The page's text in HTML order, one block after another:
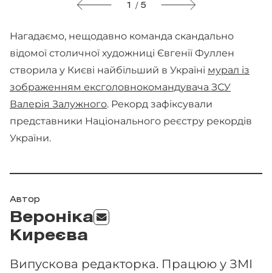
1 / 5
Нагадаємо, нещодавно команда скандально
відомої столичної художниці Євгенії Фуллен
створила у Києві найбільший в Україні мурал із
зображенням ексголовнокомандувача ЗСУ
Валерія Залужного. Рекорд зафіксували
представники Національного реєстру рекордів
України.
Автор
Вероніка
Киреєва
Випускова редакторка. Працюю у ЗМІ